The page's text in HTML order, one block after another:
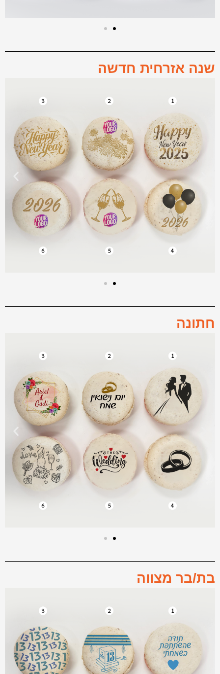
שנה אזרחית חדשה
חתונה
בת/בר מצווה